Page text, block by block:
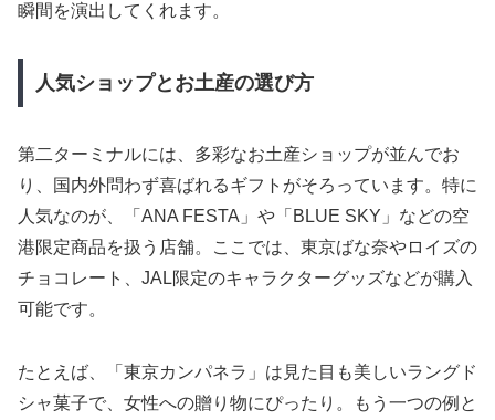
瞬間を演出してくれます。
人気ショップとお土産の選び方
第二ターミナルには、多彩なお土産ショップが並んでお
り、国内外問わず喜ばれるギフトがそろっています。特に
人気なのが、「ANA FESTA」や「BLUE SKY」などの空
港限定商品を扱う店舗。ここでは、東京ばな奈やロイズの
チョコレート、JAL限定のキャラクターグッズなどが購入
可能です。
たとえば、「東京カンパネラ」は見た目も美しいラングド
シャ菓子で、女性への贈り物にぴったり。もう一つの例と